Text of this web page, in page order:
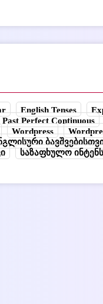
English Tenses
Past Perfect Continuous
Wordpress
საზაფხულო